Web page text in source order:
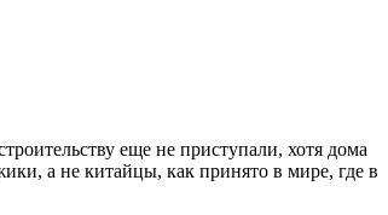
еще не приступали, хотя дома
а не китайцы, как принято в мире, где в